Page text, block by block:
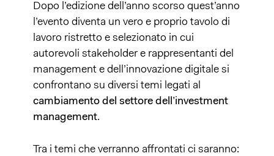
Dopo l’edizione dell’anno scorso quest’anno
l’evento diventa un vero e proprio tavolo di
lavoro ristretto e selezionato in cui
autorevoli stakeholder e rappresentanti del
management e dell’innovazione digitale si
confrontano su diversi temi legati al
cambiamento del settore dell’investment
management.
Tra i temi che verranno affrontati ci saranno: